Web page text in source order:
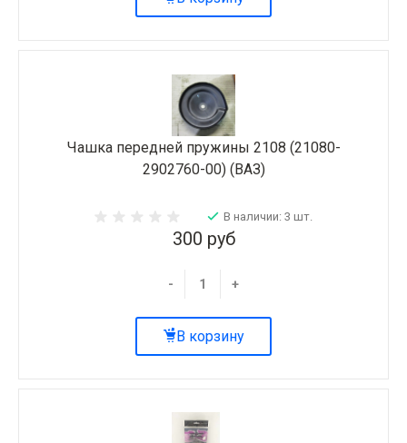
Чашка передней пружины 2108 (21080-
2902760-00) (ВАЗ)
В наличии: 3 шт.
300 руб
- +
В корзину